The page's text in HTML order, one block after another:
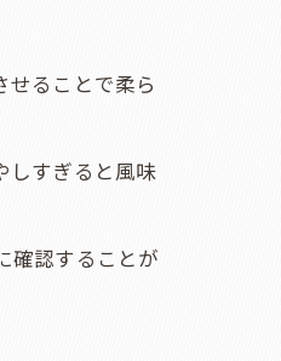
ることで柔ら
しすぎると風味
確認することが